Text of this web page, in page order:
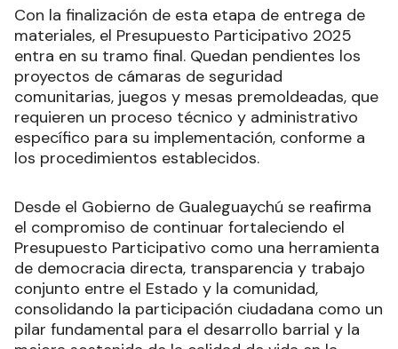
Con la finalización de esta etapa de entrega de
materiales, el Presupuesto Participativo 2025
entra en su tramo final. Quedan pendientes los
proyectos de cámaras de seguridad
comunitarias, juegos y mesas premoldeadas, que
requieren un proceso técnico y administrativo
específico para su implementación, conforme a
los procedimientos establecidos.
Desde el Gobierno de Gualeguaychú se reafirma
el compromiso de continuar fortaleciendo el
Presupuesto Participativo como una herramienta
de democracia directa, transparencia y trabajo
conjunto entre el Estado y la comunidad,
consolidando la participación ciudadana como un
pilar fundamental para el desarrollo barrial y la